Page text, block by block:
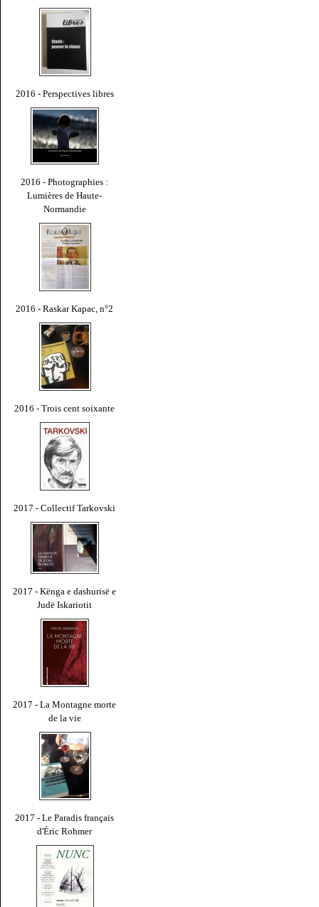
2016 - Perspectives libres
2016 - Photographies :
Lumières de Haute-
Normandie
2016 - Raskar Kapac, n°2
2016 - Trois cent soixante
2017 - Collectif Tarkovski
2017 - Kënga e dashurisë e
Judë Iskariotit
2017 - La Montagne morte
de la vie
2017 - Le Paradis français
d'Éric Rohmer